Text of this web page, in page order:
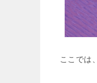
ここでは